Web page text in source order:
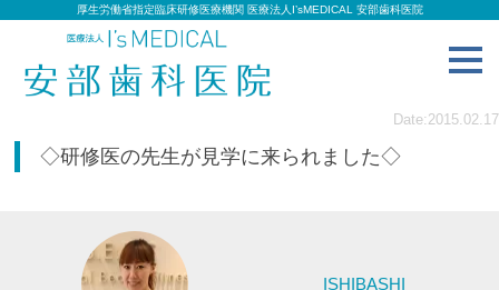
厚生労働省指定臨床研修医療機関 医療法人I’sMEDICAL 安部歯科医院
Date:2015.02.17
◇研修医の先生が見学に来られました◇
ISHIBASHI